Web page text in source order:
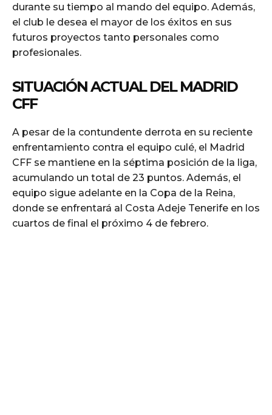
durante su tiempo al mando del equipo. Además,
el club le desea el mayor de los éxitos en sus
futuros proyectos tanto personales como
profesionales.
SITUACIÓN ACTUAL DEL MADRID
CFF
A pesar de la contundente derrota en su reciente
enfrentamiento contra el equipo culé, el Madrid
CFF se mantiene en la séptima posición de la liga,
acumulando un total de 23 puntos. Además, el
equipo sigue adelante en la Copa de la Reina,
donde se enfrentará al Costa Adeje Tenerife en los
cuartos de final el próximo 4 de febrero.